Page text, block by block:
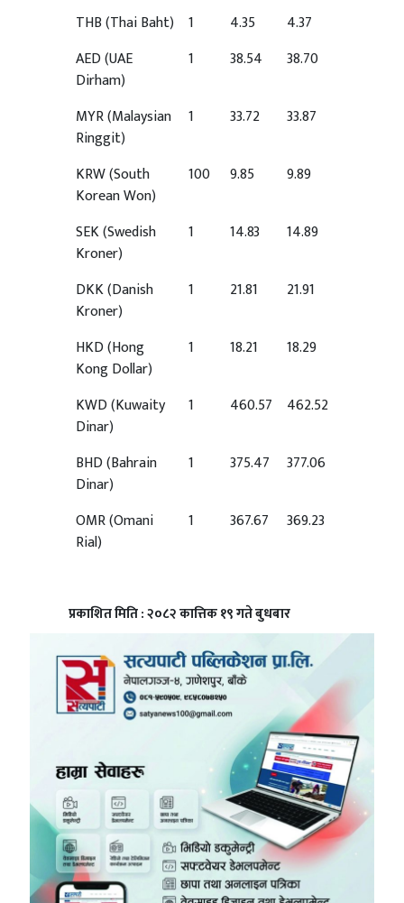
THB(Thai Baht) 1 4.35
4.37
AED(UAE
Dirham)
1 38.54 38.70
MYR(Malaysian
Ringgit)
1 33.72 33.87
KRW(South
Korean Won)
100 9.85 9.89
SEK(Swedish
Kroner)
1 14.83 14.89
DKK(Danish
Kroner)
1 21.81 21.91
HKD(Hong
Kong Dollar)
1 18.21 18.29
KWD(Kuwaity
Dinar)
1 460.57 462.52
BHD(Bahrain
Dinar)
1 375.47 377.06
OMR(Omani
Rial)
1 367.67 369.23
प्रकाशित मिति : २०८२ कात्तिक १९ गते बुधबार